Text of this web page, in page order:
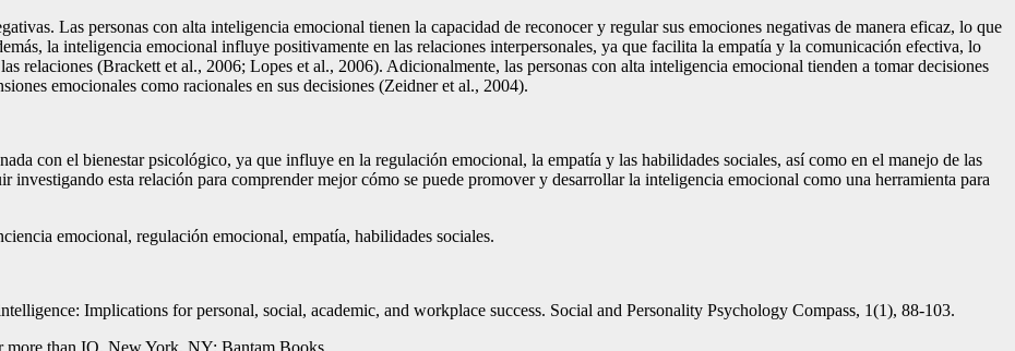
Las personas con alta inteligencia emocional tienen la capacidad de reconocer y regular sus emociones negativas de manera eficaz, lo que
la inteligencia emocional influye positivamente en las relaciones interpersonales, ya que facilita la empatía y la comunicación efectiva, lo
relaciones (Brackett et al., 2006; Lopes et al., 2006). Adicionalmente, las personas con alta inteligencia emocional tienden a tomar decisiones
emocionales como racionales en sus decisiones (Zeidner et al., 2004).
con el bienestar psicológico, ya que influye en la regulación emocional, la empatía y las habilidades sociales, así como en el manejo de las
investigando esta relación para comprender mejor cómo se puede promover y desarrollar la inteligencia emocional como una herramienta para
emocional, regulación emocional, empatía, habilidades sociales.
Implications for personal, social, academic, and workplace success. Social and Personality Psychology Compass, 1(1), 88-103.
than IQ. New York, NY: Bantam Books.